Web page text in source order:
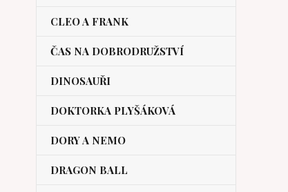
CLEO A FRANK
ČAS NA DOBRODRUŽSTVÍ
DINOSAUŘI
DOKTORKA PLYŠÁKOVÁ
DORY A NEMO
DRAGON BALL